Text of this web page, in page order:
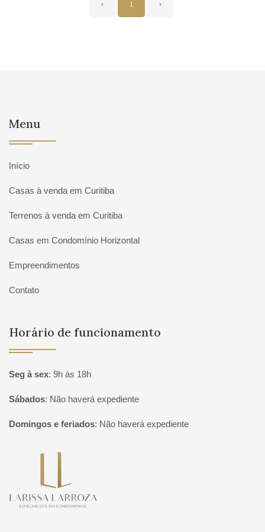
‹ 1 ›
Menu
Início
Casas à venda em Curitiba
Terrenos à venda em Curitiba
Casas em Condomínio Horizontal
Empreendimentos
Contato
Horário de funcionamento
Seg à sex: 9h às 18h
Sábados: Não haverá expediente
Domingos e feriados: Não haverá expediente